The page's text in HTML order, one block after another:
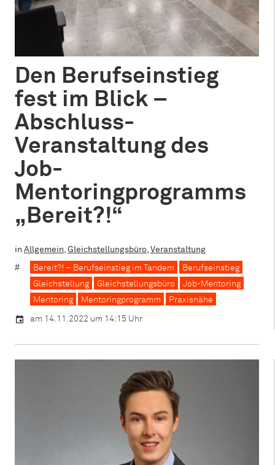
Den Berufseinstieg
fest im Blick –
Abschluss-
Veranstaltung des
Job-
Mentoringprogramms
„Bereit?!“
in Allgemein, Gleichstellungsbüro, Veranstaltung
Bereit?! – Berufseinstieg im Tandem
Berufseinstieg
Gleichstellung
Gleichstellungsbüro
Job-Mentoring
Mentoring
Mentoringprogramm Praxisnähe
am 14.11.2022 um 14:15 Uhr